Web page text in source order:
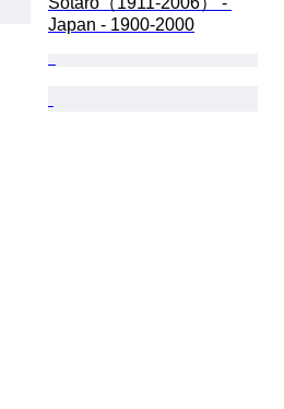
Japan - 1900-2000